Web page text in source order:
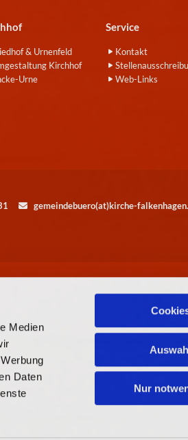
Medien
Daten
Nur
& Urnenfeld
Kirchhof
Urne
Service
Kontakt
Web-Links
 gemeindebuero(at)kirche-